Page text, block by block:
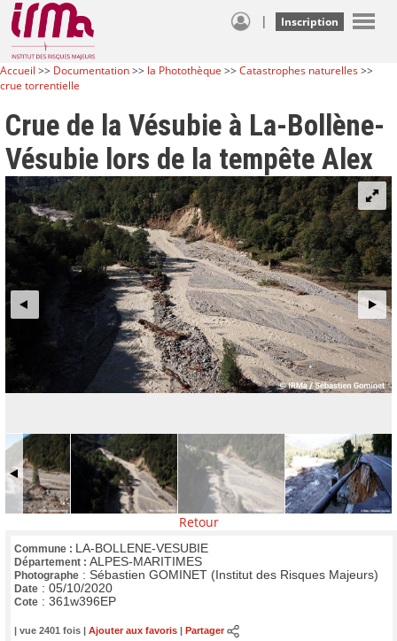
| Inscription
Accueil >> Documentation>> la Photothèque >>Catastrophes naturelles>>
crue torrentielle
Crue de la Vésubie à La-Bollène-
Vésubie lors de la tempête Alex
Retour
Commune : LA-BOLLENE-VESUBIE
Département : ALPES-MARITIMES
Photographe : Sébastien GOMINET (Institut des Risques Majeurs)
Date : 05/10/2020
Cote : 361w396EP
| vue 2401 fois | Ajouter aux favoris Partager